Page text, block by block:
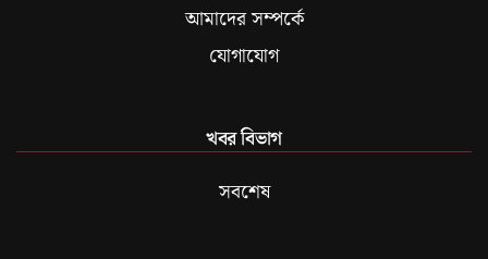
আমাদের সম্পর্কে
যোগাযোগ
খবর বিভাগ
সবশেষ